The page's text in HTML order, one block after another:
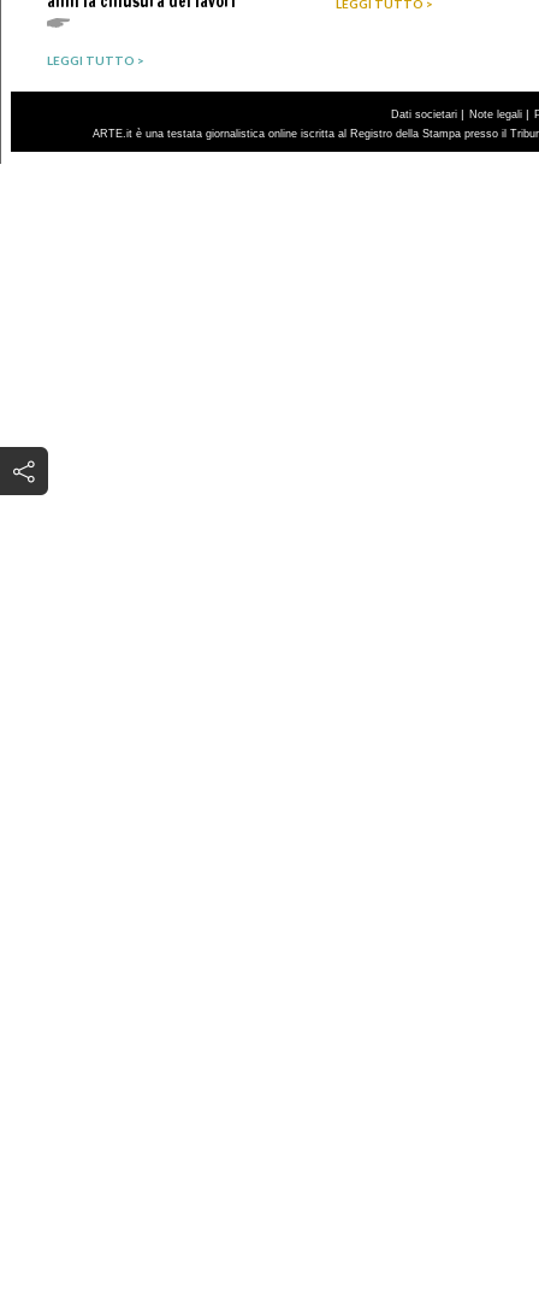
LEGGI TUTTO >
LEGGI TUTTO >
Dati societari | Note legali |
ARTE.it è una testata giornalistica online iscritta al Registro della Stampa presso il